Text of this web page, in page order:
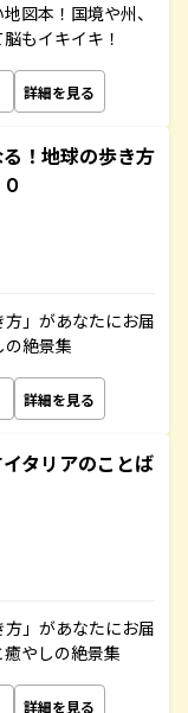
図本！国境や州、
もイキイキ！
詳細を見る
！地球の歩き方
」があなたにお届
の絶景集
詳細を見る
タリアのことば
」があなたにお届
やしの絶景集
詳細を見る